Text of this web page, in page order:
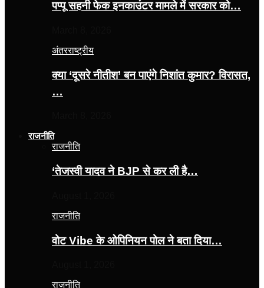
पप्पू सहनी फेक इनकाउंटर मामले में सरकार को…
अंतरराष्ट्रीय
क्या ‘दूसरे नीतीश’ बन पाएंगे निशांत कुमार? विरासत,
…
राजनीति
राजनीति
‘तेजस्‍वी यादव ने BJP से कर ली है…
राजनीति
वोट Vibe के ओपिनियन पोल ने बता दिया…
राजनीति